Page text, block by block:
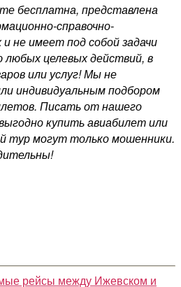
бесплатна, представлена
справочно-
не имеет под собой задачи
целевых действий, в
или услуг! Мы не
индивидуальным подбором
Писать от нашего
купить авиабилет или
тур могут только мошенники.
рейсы между Ижевском и